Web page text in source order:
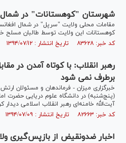
شهرستان "کوهستانات" در
مقامات محلی ولایت "سرپل" در شمال
کوهستانات این ولایت توسط طالبان مسلح
کد خبر: ۸۳۶۲۸ تاریخ انتشار : ۱۳۹۴/۰۷/۱۲
رهبر انقلاب: با کوتاه آمدن در
برطرف نمی شود
خبرگزاری میزان - فرماندهان و مسئولان
(پنج‌شنبه) در دانشگاه علوم دریایی حضرت
آیت‌الله خامنه‌ای رهبر انقلاب اسلامی دیدار
کد خبر: ۸۲۶۶۳ تاریخ انتشار : ۱۳۹۴/۰۷/۰۹
اخبار ضدونقیض از بازپس‌گیری